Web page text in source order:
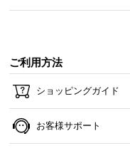
ご利用方法
ショッピングガイド
お客様サポート